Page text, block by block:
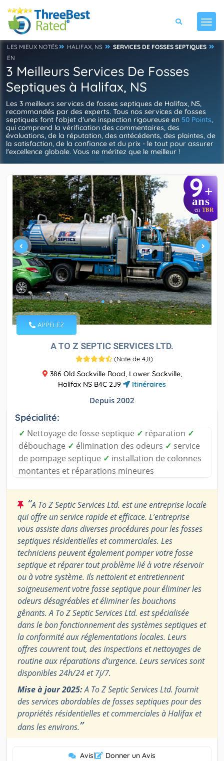
LES MIEUX NOTÉS HALIFAX, NS
SERVICES DE FOSSES SEPTIQUES
EN
3 Meilleurs Services De Fosses
Septiques à Halifax, NS
Les 3 meilleurs services de fosses septiques de Halifax, NS,
recommandés par des experts. Tous nos services de fosses
septiques font l'objet d'une inspection rigoureuse en 50 Points,
qui comprend la vérification des commentaires, des
évaluations, de la réputation, des antécédents, des plaintes, de
la satisfaction, de la confiance et du prix - le tout pour assurer
l'excellence globale. Vous ne méritez que le meilleur !
9+
ans
en TBR
APPELEZ
A TO Z SEPTIC SERVICES LTD.
(Note de 4,8)
386 Old Sackville Road, Lower Sackville,
Halifax NS B4C 2J9
Itinéraires
Depuis 2002
Spécialité:
✓ Nettoyage de fosse septique ✓ réparation ✓
débouchage ✓ élimination des odeurs ✓ service
de pompage septique ✓ installation de colonnes
montantes et réparations mineures
“A To Z Septic Services Ltd. est une entreprise locale
qui offre un service rapide et efficace. L’entreprise
vous assiste dans diverses procédures pour les fosses
septiques résidentielles et commerciales. Les
techniciens peuvent également pomper votre fosse
septique et réparer tout problème lié à votre réservoir
ou à votre système. Ils nettoient et entretiennent
soigneusement votre fosse septique pour éliminer les
odeurs désagréables et éliminer les bouchons
gênants. A To Z Septic Services Ltd. est spécialisée
dans le bon fonctionnement des systèmes septiques et
la conformité aux réglementations locales. Leurs
offres couvrent tout, des inspections et nettoyages de
routine aux réparations d’urgence. Leurs services sont
disponibles 24h/24 et 7j/7.
Mise à jour 2025:A To Z Septic Services Ltd. fournit
des services abordables de fosses septiques pour des
propriétés résidentielles et commerciales à Halifax et
dans les environs.”
Avis| Donner un Avis